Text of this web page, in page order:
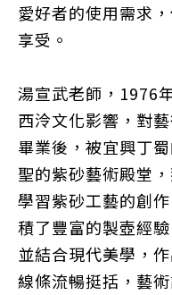
愛好者的使用需求
享受。
湯宣武老師，1976
西泠文化影響，對
畢業後，被宜興丁
聖的紫砂藝術殿堂
學習紫砂工藝的創
積了豐富的製壺經
並結合現代美學，
線條流暢挺括，藝